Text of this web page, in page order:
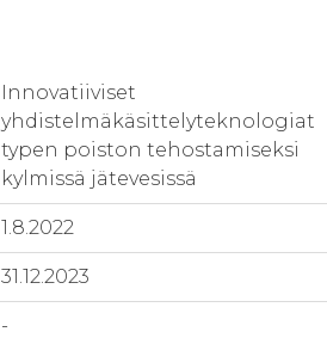
Innovatiiviset
yhdistelmäkäsittelyteknologiat
typen poiston tehostamiseksi
kylmissä jätevesissä
1.8.2022
31.12.2023
-